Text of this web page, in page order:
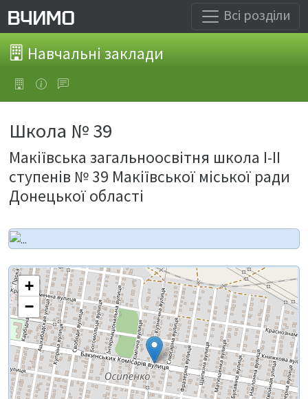
Всі розділи
Навчальні заклади
Школа № 39
Макіївська загальноосвітня школа І-ІІ
ступенів № 39 Макіївської міської ради
Донецької області
+
−